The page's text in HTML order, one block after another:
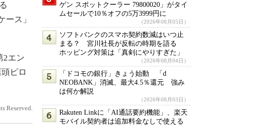
ース」
2エン
ピロ
Reserved.
ゲン スポットクーラー 79800020」がタイ
ムセールで10％オフの5万3999円に
（2026年08月05日）
ソフトバンクのスマホ契約数減はいつ止
まる？ 宮川社長が反転の時期を語る
ホッピング対策は「真剣にやりすぎた」
（2026年08月04日）
「ドコモの銀行」きょう始動 「d
NEOBANK」消滅、最大4.5％還元 強み
は何か解説
（2026年08月03日）
Rakuten Linkに「AI通話要約機能」、楽天
モバイル契約者は追加料金なしで使える